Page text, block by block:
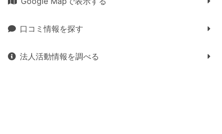
口コミ情報を探す
法人活動情報を調べる